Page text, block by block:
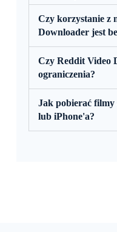
Czy korzystanie z
Downloader jest
Czy Reddit Video
ograniczenia?
Jak pobierać
lub iPhone'a?